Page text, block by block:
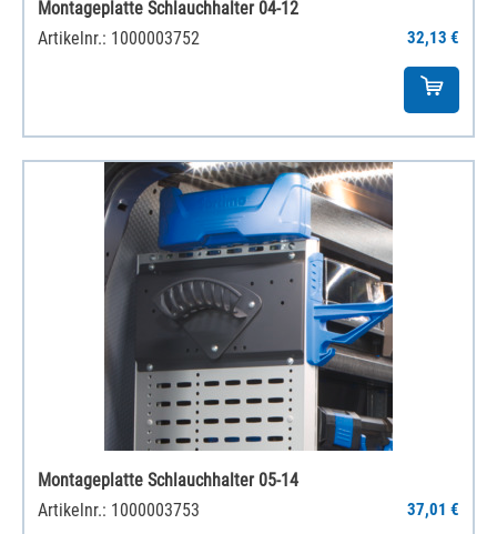
Montageplatte Schlauchhalter 04-12
Artikelnr.: 1000003752
32,13 €
Montageplatte Schlauchhalter 05-14
Artikelnr.: 1000003753
37,01 €